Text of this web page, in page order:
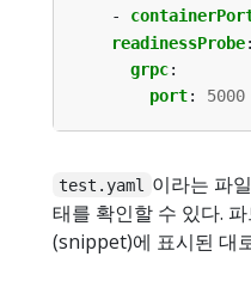
-
readinessProbe:
grpc:
port: 5000
test.yaml
이라는 파
태를 확인할 수 있다.
(snippet)에 표시된 대